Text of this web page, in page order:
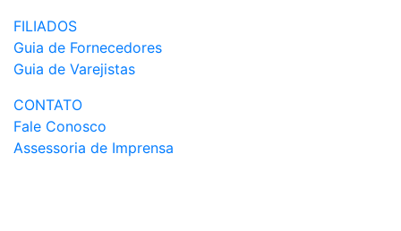
FILIADOS
Guia de Fornecedores
Guia de Varejistas
CONTATO
Fale Conosco
Assessoria de Imprensa